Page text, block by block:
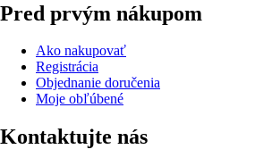
Pred prvým nákupom
Ako nakupovať
Registrácia
Objednanie doručenia
Moje obľúbené
Kontaktujte nás